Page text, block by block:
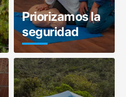
Priorizamos la
seguridad